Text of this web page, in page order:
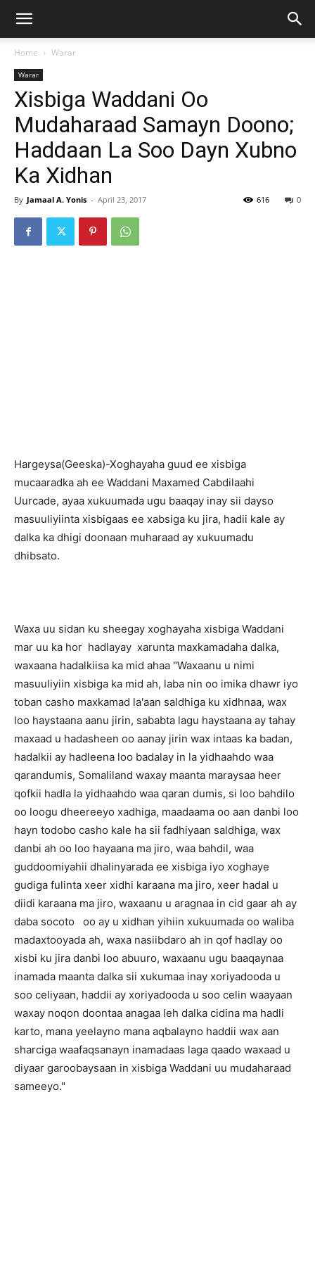
Home Warar
Warar
Xisbiga Waddani Oo
Mudaharaad Samayn Doono;
Haddaan La Soo Dayn Xubno
Ka Xidhan
By Jamaal A. Yonis - April 23, 2017 0
616
Hargeysa(Geeska)-Xoghayaha guud ee xisbiga
mucaaradka ah ee Waddani Maxamed Cabdilaahi
Uurcade, ayaa xukuumada ugu baaqay inay sii dayso
masuuliyiinta xisbigaas ee xabsiga ku jira, hadii kale ay
dalka ka dhigi doonaan muharaad ay xukuumadu
dhibsato.
Waxa uu sidan ku sheegay xoghayaha xisbiga Waddani
mar uu ka hor hadlayay xarunta maxkamadaha dalka,
waxaana hadalkiisa ka mid ahaa "Waxaanu u nimi
masuuliyiin xisbiga ka mid ah, laba nin oo imika dhawr iyo
toban casho maxkamad la'aan saldhiga ku xidhnaa, wax
loo haystaana aanu jirin, sababta lagu haystaana ay tahay
maxaad u hadasheen oo aanay jirin wax intaas ka badan,
hadalkii ay hadleena loo badalay in la yidhaahdo waa
qarandumis, Somaliland waxay maanta maraysaa heer
qofkii hadla la yidhaahdo waa qaran dumis, si loo bahdilo
oo loogu dheereeyo xadhiga, maadaama oo aan danbi loo
hayn todobo casho kale ha sii fadhiyaan saldhiga, wax
danbi ah oo loo hayaana ma jiro, waa bahdil, waa
guddoomiyahii dhalinyarada ee xisbiga iyo xoghaye
gudiga fulinta xeer xidhi karaana ma jiro, xeer hadal u
diidi karaana ma jiro, waxaanu u aragnaa in cid gaar ah ay
daba socoto oo ay u xidhan yihiin xukuumada oo waliba
madaxtooyada ah, waxa nasiibdaro ah in qof hadlay oo
xisbi ku jira danbi loo abuuro, waxaanu ugu baaqaynaa
inamada maanta dalka sii xukumaa inay xoriyadooda u
soo celiyaan, haddii ay xoriyadooda u soo celin waayaan
waxay noqon doontaa anagaa leh dalka cidina ma hadli
karto, mana yeelayno mana aqbalayno haddii wax aan
sharciga waafaqsanayn inamadaas laga qaado waxaad u
diyaar garoobaysaan in xisbiga Waddani uu mudaharaad
sameeyo."